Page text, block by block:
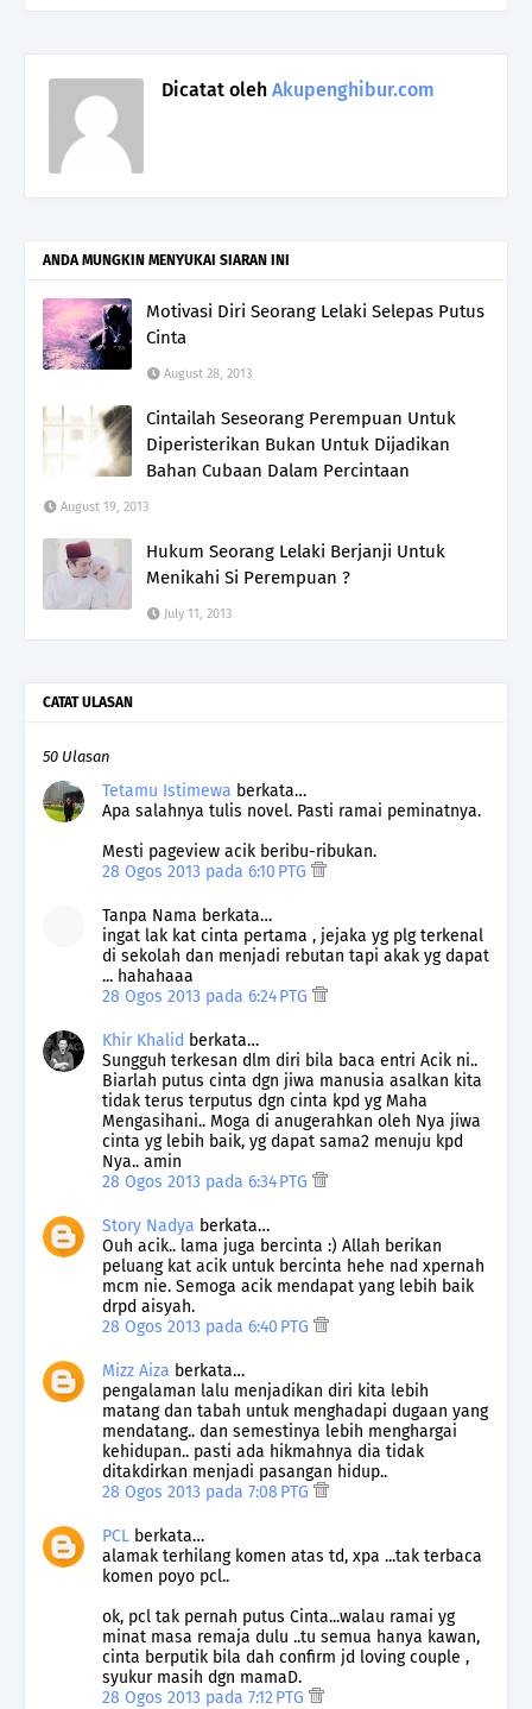
Dicatat oleh Akupenghibur.com
ANDA MUNGKIN MENYUKAI SIARAN INI
Motivasi Diri Seorang Lelaki Selepas Putus
Cinta
August 28, 2013
Cintailah Seseorang Perempuan Untuk
Diperisterikan Bukan Untuk Dijadikan
Bahan Cubaan Dalam Percintaan
August 19, 2013
Hukum Seorang Lelaki Berjanji Untuk
Menikahi Si Perempuan ?
July 11, 2013
CATAT ULASAN
50 Ulasan
Tetamu Istimewa berkata…
Apa salahnya tulis novel. Pasti ramai peminatnya.
Mesti pageview acik beribu-ribukan.
28 Ogos 2013 pada 6:10 PTG
Tanpa Nama berkata…
ingat lak kat cinta pertama , jejaka yg plg terkenal
di sekolah dan menjadi rebutan tapi akak yg dapat
... hahahaaa
28 Ogos 2013 pada 6:24 PTG
Khir Khalid berkata…
Sungguh terkesan dlm diri bila baca entri Acik ni..
Biarlah putus cinta dgn jiwa manusia asalkan kita
tidak terus terputus dgn cinta kpd yg Maha
Mengasihani.. Moga di anugerahkan oleh Nya jiwa
cinta yg lebih baik, yg dapat sama2 menuju kpd
Nya.. amin
28 Ogos 2013 pada 6:34 PTG
Story Nadya berkata…
Ouh acik.. lama juga bercinta :) Allah berikan
peluang kat acik untuk bercinta hehe nad xpernah
mcm nie. Semoga acik mendapat yang lebih baik
drpd aisyah.
28 Ogos 2013 pada 6:40 PTG
Mizz Aiza berkata…
pengalaman lalu menjadikan diri kita lebih
matang dan tabah untuk menghadapi dugaan yang
mendatang.. dan semestinya lebih menghargai
kehidupan.. pasti ada hikmahnya dia tidak
ditakdirkan menjadi pasangan hidup..
28 Ogos 2013 pada 7:08 PTG
PCL berkata…
alamak terhilang komen atas td, xpa ...tak terbaca
komen poyo pcl..
ok, pcl tak pernah putus Cinta...walau ramai yg
minat masa remaja dulu ..tu semua hanya kawan,
cinta berputik bila dah confirm jd loving couple ,
syukur masih dgn mamaD.
28 Ogos 2013 pada 7:12 PTG